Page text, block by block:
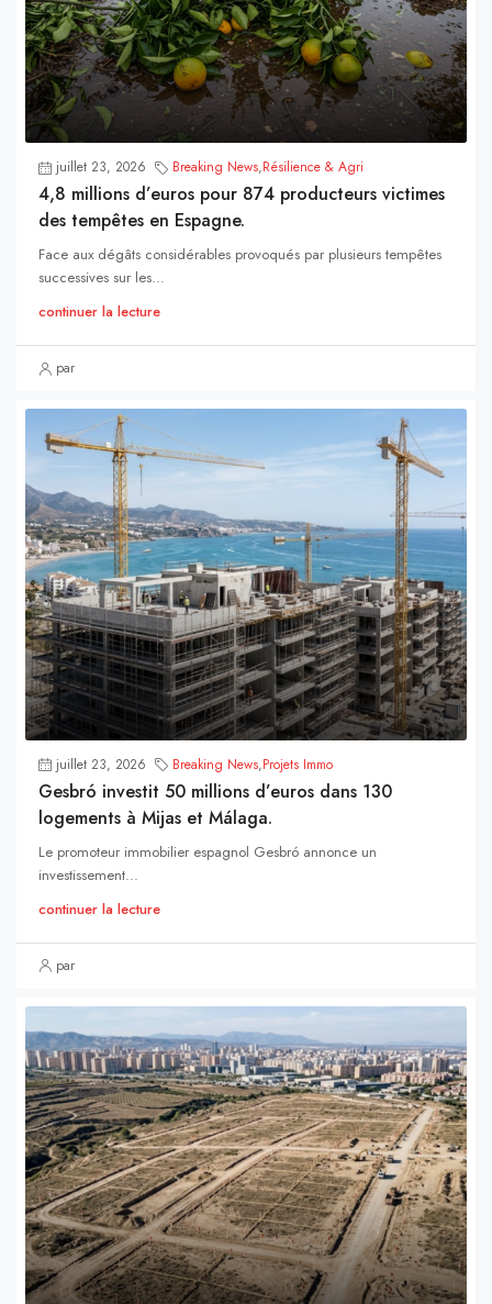
juillet 23, 2026 Breaking News,Résilience & Agri
4,8 millions d’euros pour 874 producteurs victimes
des tempêtes en Espagne.
Face aux dégâts considérables provoqués par plusieurs tempêtes
successives sur les...
continuer la lecture
par
juillet 23, 2026 Breaking News,Projets Immo
Gesbró investit 50 millions d’euros dans 130
logements à Mijas et Málaga.
Le promoteur immobilier espagnol Gesbró annonce un
investissement...
continuer la lecture
par